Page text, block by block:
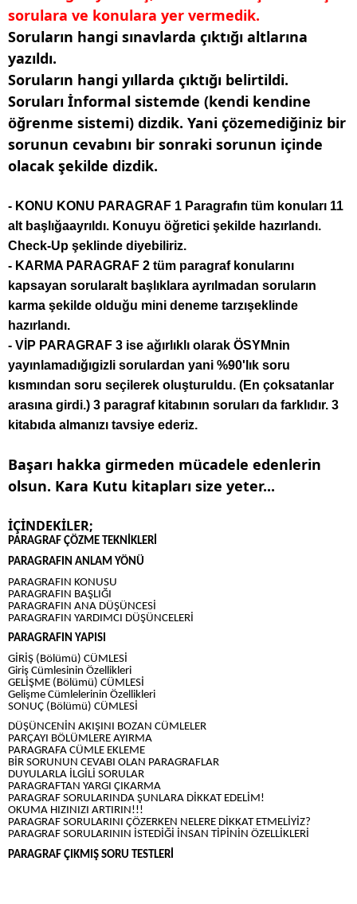
sorulara ve konulara yer vermedik.
Soruların hangi sınavlarda çıktığı altlarına
yazıldı.
Soruların hangi yıllarda çıktığı belirtildi.
Soruları İnformal sistemde (kendi kendine
öğrenme sistemi) dizdik. Yani çözemediğiniz bir
sorunun cevabını bir sonraki sorunun içinde
olacak şekilde dizdik.
- KONU KONU PARAGRAF 1 Paragrafın tüm konuları 11
alt başlığaayrıldı. Konuyu öğretici şekilde hazırlandı.
Check-Up şeklinde diyebiliriz.
- KARMA PARAGRAF 2 tüm paragraf konularını
kapsayan sorularalt başlıklara ayrılmadan soruların
karma şekilde olduğu mini deneme tarzışeklinde
hazırlandı.
- VİP PARAGRAF 3 ise ağırlıklı olarak ÖSYMnin
yayınlamadığıgizli sorulardan yani %90'lık soru
kısmından soru seçilerek oluşturuldu. (En çoksatanlar
arasına girdi.) 3 paragraf kitabının soruları da farklıdır. 3
kitabıda almanızı tavsiye ederiz.
Başarı hakka girmeden mücadele edenlerin
olsun. Kara Kutu kitapları size yeter...
İÇİNDEKİLER;
PARAGRAF ÇÖZME TEKNİKLERİ
PARAGRAFIN ANLAM YÖNÜ
PARAGRAFIN KONUSU
PARAGRAFIN BAŞLIĞI
PARAGRAFIN ANA DÜŞÜNCESİ
PARAGRAFIN YARDIMCI DÜŞÜNCELERİ
PARAGRAFIN YAPISI
GİRİŞ (Bölümü) CÜMLESİ
Giriş Cümlesinin Özellikleri
GELİŞME (Bölümü) CÜMLESİ
Gelişme Cümlelerinin Özellikleri
SONUÇ (Bölümü) CÜMLESİ
DÜŞÜNCENİN AKIŞINI BOZAN CÜMLELER
PARÇAYI BÖLÜMLERE AYIRMA
PARAGRAFA CÜMLE EKLEME
BİR SORUNUN CEVABI OLAN PARAGRAFLAR
DUYULARLA İLGİLİ SORULAR
PARAGRAFTAN YARGI ÇIKARMA
PARAGRAF SORULARINDA ŞUNLARA DİKKAT EDELİM!
OKUMA HIZINIZI ARTIRIN!!!
PARAGRAF SORULARINI ÇÖZERKEN NELERE DİKKAT ETMELİYİZ?
PARAGRAF SORULARININ İSTEDİĞİ İNSAN TİPİNİN ÖZELLİKLERİ
PARAGRAF ÇIKMIŞ SORU TESTLERİ